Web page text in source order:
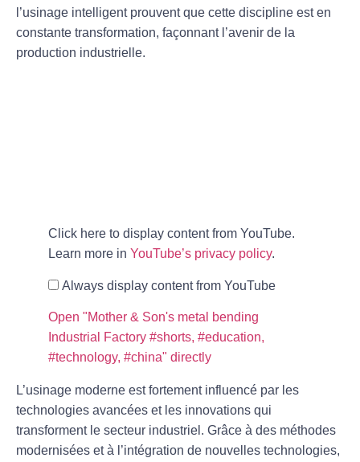
l’usinage intelligent prouvent que cette discipline est en
constante transformation, façonnant l’avenir de la
production industrielle.
Click here to display content from YouTube.
Learn more in YouTube’s privacy policy.
Always display content from YouTube
Open "Mother & Son's metal bending
Industrial Factory #shorts, #education,
#technology, #china" directly
L’usinage moderne est fortement influencé par les
technologies avancées et les innovations qui
transforment le secteur industriel. Grâce à des méthodes
modernisées et à l’intégration de nouvelles technologies,